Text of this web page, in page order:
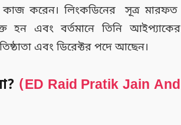
কাজ করেন। লিংকডিনের সূত্র মারফত
হন এবং বর্তমানে তিনি আইপ্যাকের
এবং ডিরেক্টর পদে আছেন।
(ED Raid Pratik Jain And